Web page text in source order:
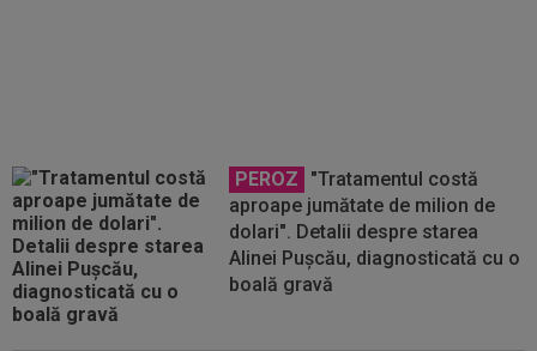
PEROZ
"Tratamentul costă
aproape jumătate de milion de
dolari". Detalii despre starea
Alinei Pușcău, diagnosticată cu o
boală gravă